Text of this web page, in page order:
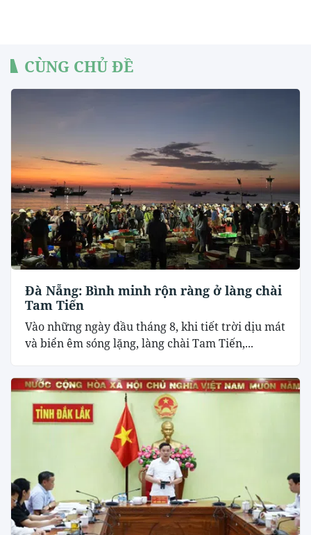
CÙNG CHỦ ĐỀ
Đà Nẵng: Bình minh rộn ràng ở làng chài
Tam Tiến
Vào những ngày đầu tháng 8, khi tiết trời dịu mát
và biển êm sóng lặng, làng chài Tam Tiến,...